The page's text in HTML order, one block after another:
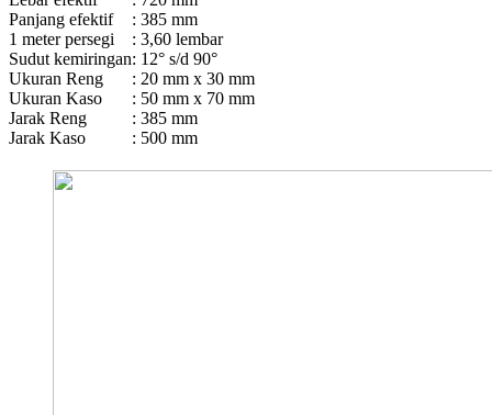
Panjang efektif
: 385 mm
1 meter persegi
: 3,60 lembar
Sudut kemiringan: 12° s/d 90°
Ukuran Reng
: 20 mm x 30 mm
Ukuran Kaso
: 50 mm x 70 mm
Jarak Reng
: 385 mm
Jarak Kaso
: 500 mm